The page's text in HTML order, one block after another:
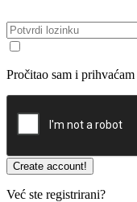
Pročitao sam i prihvaćam
Već ste registrirani?